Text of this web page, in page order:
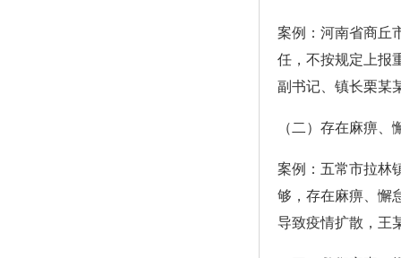
案例：河南省商丘
任，不按规定上报
副书记、镇长栗某
（二）存在麻痹、
案例：五常市拉林
够，存在麻痹、懈
导致疫情扩散，王